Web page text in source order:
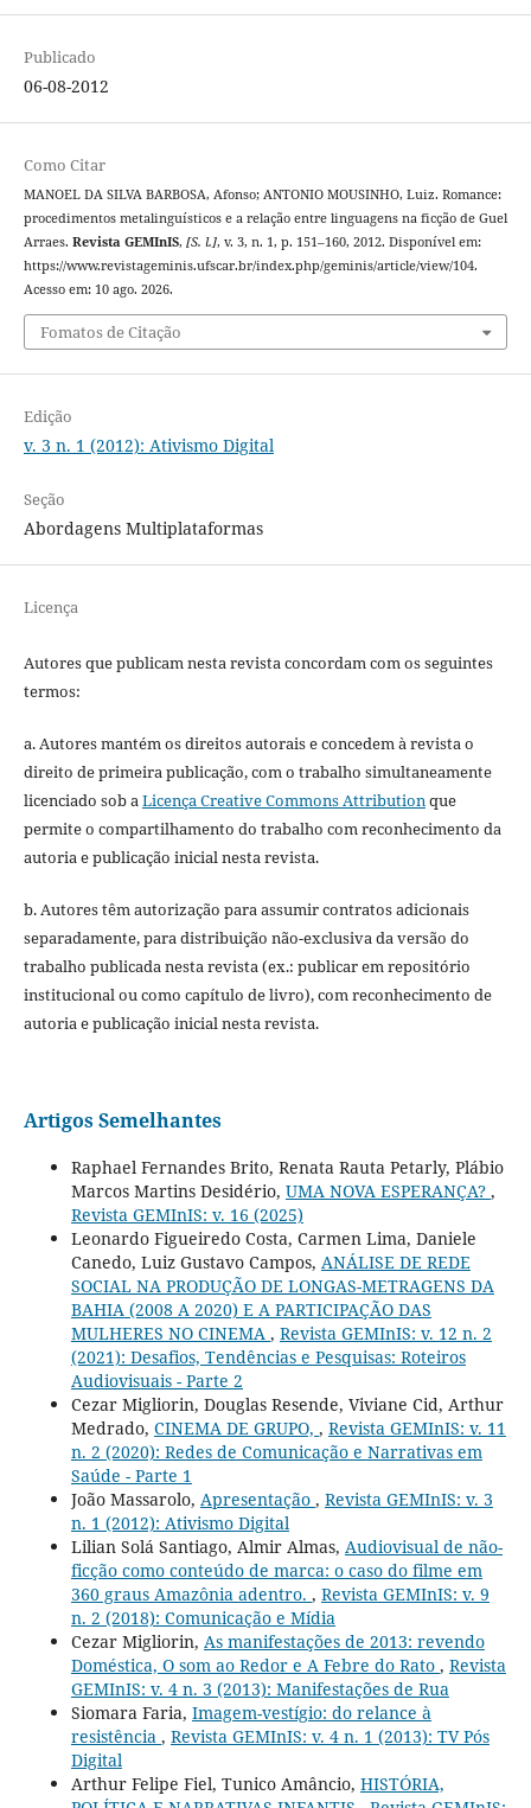
Publicado
06-08-2012
Como Citar
MANOEL DA SILVA BARBOSA, Afonso; ANTONIO MOUSINHO, Luiz. Romance:
procedimentos metalinguísticos e a relação entre linguagens na ficção de Guel
Arraes. Revista GEMInIS, [S. l.], v. 3, n. 1, p. 151–160, 2012. Disponível em:
https://www.revistageminis.ufscar.br/index.php/geminis/article/view/104.
Acesso em: 10 ago. 2026.
Fomatos de Citação
Edição
v. 3 n. 1 (2012): Ativismo Digital
Seção
Abordagens Multiplataformas
Licença
Autores que publicam nesta revista concordam com os seguintes
termos:
a. Autores mantém os direitos autorais e concedem à revista o
direito de primeira publicação, com o trabalho simultaneamente
licenciado sob aLicença Creative Commons Attributionque
permite o compartilhamento do trabalho com reconhecimento da
autoria e publicação inicial nesta revista.
b. Autores têm autorização para assumir contratos adicionais
separadamente, para distribuição não-exclusiva da versão do
trabalho publicada nesta revista (ex.: publicar em repositório
institucional ou como capítulo de livro), com reconhecimento de
autoria e publicação inicial nesta revista.
Artigos Semelhantes
Raphael Fernandes Brito, Renata Rauta Petarly, Plábio
Marcos Martins Desidério, UMA NOVA ESPERANÇA? ,
Revista GEMInIS: v. 16 (2025)
Leonardo Figueiredo Costa, Carmen Lima, Daniele
Canedo, Luiz Gustavo Campos, ANÁLISE DE REDE
SOCIAL NA PRODUÇÃO DE LONGAS-METRAGENS DA
BAHIA (2008 A 2020) E A PARTICIPAÇÃO DAS
MULHERES NO CINEMA , Revista GEMInIS: v. 12 n. 2
(2021): Desafios, Tendências e Pesquisas: Roteiros
Audiovisuais - Parte 2
Cezar Migliorin, Douglas Resende, Viviane Cid, Arthur
Medrado, CINEMA DE GRUPO, , Revista GEMInIS: v. 11
n. 2 (2020): Redes de Comunicação e Narrativas em
Saúde - Parte 1
João Massarolo, Apresentação , Revista GEMInIS: v. 3
n. 1 (2012): Ativismo Digital
Lilian Solá Santiago, Almir Almas, Audiovisual de não-
ficção como conteúdo de marca: o caso do filme em
360 graus Amazônia adentro. , Revista GEMInIS: v. 9
n. 2 (2018): Comunicação e Mídia
Cezar Migliorin, As manifestações de 2013: revendo
Doméstica, O som ao Redor e A Febre do Rato , Revista
GEMInIS: v. 4 n. 3 (2013): Manifestações de Rua
Siomara Faria, Imagem-vestígio: do relance à
resistência , Revista GEMInIS: v. 4 n. 1 (2013): TV Pós
Digital
Arthur Felipe Fiel, Tunico Amâncio, HISTÓRIA,